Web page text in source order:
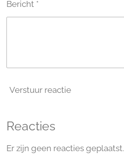
Bericht *
Verstuur reactie
Reacties
Er zijn geen reacties geplaatst.